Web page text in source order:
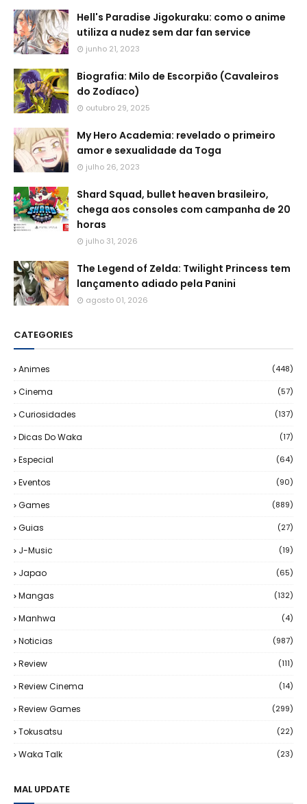
Hell's Paradise Jigokuraku: como o anime
utiliza a nudez sem dar fan service
junho 21, 2023
Biografia: Milo de Escorpião (Cavaleiros
do Zodíaco)
outubro 29, 2025
My Hero Academia: revelado o primeiro
amor e sexualidade da Toga
julho 26, 2023
Shard Squad, bullet heaven brasileiro,
chega aos consoles com campanha de 20
horas
julho 31, 2026
The Legend of Zelda: Twilight Princess tem
lançamento adiado pela Panini
agosto 01, 2026
CATEGORIES
Animes (448)
Cinema (57)
Curiosidades (137)
Dicas Do Waka (17)
Especial (64)
Eventos (90)
Games (889)
Guias (27)
J-Music (19)
Japao (65)
Mangas (132)
Manhwa (4)
Noticias (987)
Review (111)
Review Cinema (14)
Review Games (299)
Tokusatsu (22)
Waka Talk (23)
MAL UPDATE